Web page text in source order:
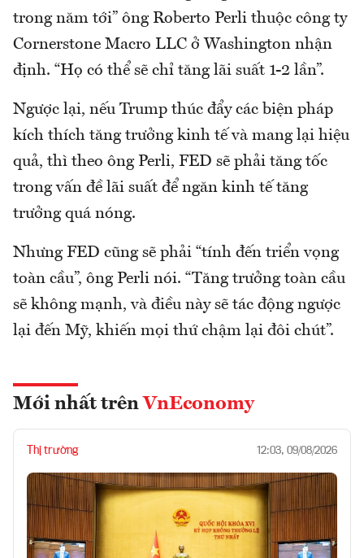
trong năm tới” ông Roberto Perli thuộc công ty
Cornerstone Macro LLC ở Washington nhận
định. “Họ có thể sẽ chỉ tăng lãi suất 1-2 lần”.
Ngược lại, nếu Trump thúc đẩy các biện pháp
kích thích tăng trưởng kinh tế và mang lại hiệu
quả, thì theo ông Perli, FED sẽ phải tăng tốc
trong vấn đề lãi suất để ngăn kinh tế tăng
trưởng quá nóng.
Nhưng FED cũng sẽ phải “tính đến triển vọng
toàn cầu”, ông Perli nói. “Tăng trưởng toàn cầu
sẽ không mạnh, và điều này sẽ tác động ngược
lại đến Mỹ, khiến mọi thứ chậm lại đôi chút”.
Mới nhất trên VnEconomy
Thị trường 12:03, 09/08/2026